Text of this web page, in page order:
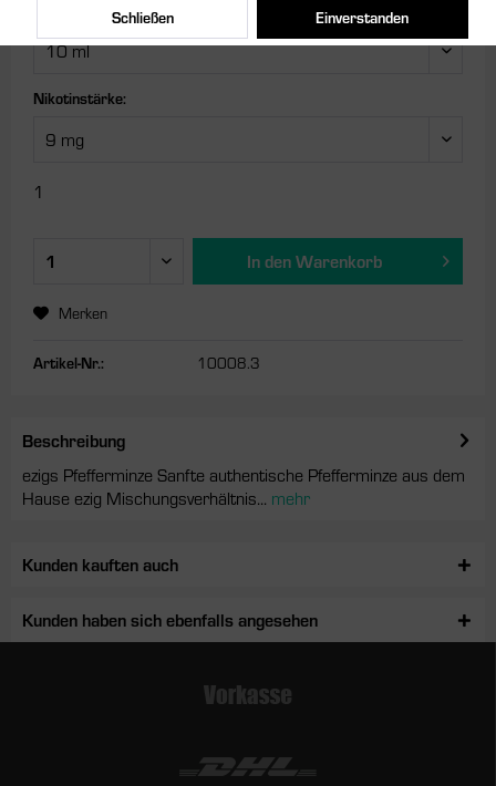
Nikotinstärke:
1
In den Warenkorb
Merken
Artikel-Nr.: 10008.3
Beschreibung
ezigs Pfefferminze Sanfte authentische Pfefferminze aus dem
Hause ezig Mischungsverhältnis... mehr
Kunden kauften auch
Kunden haben sich ebenfalls angesehen
Einverstanden
Schließen